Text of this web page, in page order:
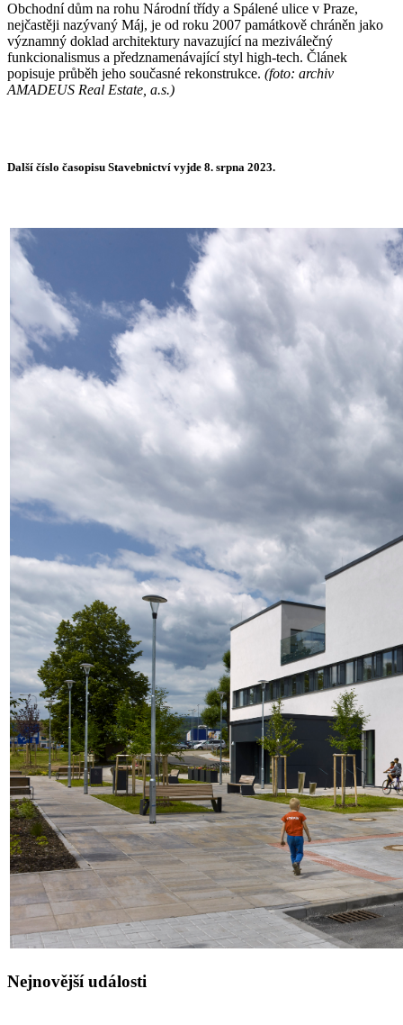
Obchodní dům na rohu Národní třídy a Spálené ulice v Praze,
nejčastěji nazývaný Máj, je od roku 2007 památkově chráněn jako
významný doklad architektury navazující na meziválečný
funkcionalismus a předznamenávající styl high-tech. Článek
popisuje průběh jeho současné rekonstrukce. (foto: archiv
AMADEUS Real Estate, a.s.)
Další číslo časopisu Stavebnictví vyjde 8. srpna 2023.
Nejnovější události